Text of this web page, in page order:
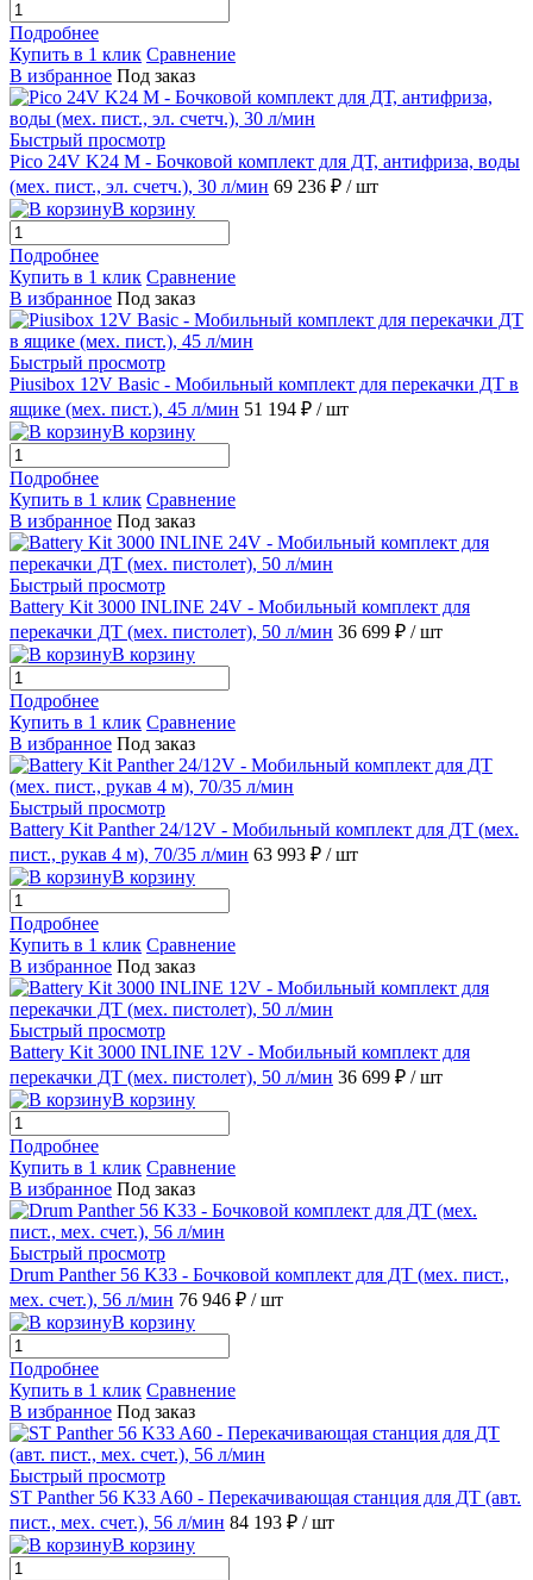
Подробнее
Купить в 1 клик Сравнение
В избранное Под заказ
Быстрый просмотр
Pico 24V K24 M - Бочковой комплект для ДТ, антифриза, воды
(мех. пист., эл. счетч.), 30 л/мин 69 236 ₽ / шт
В корзину
Подробнее
Купить в 1 клик Сравнение
В избранное Под заказ
Быстрый просмотр
Piusibox 12V Basic - Мобильный комплект для перекачки ДТ в
ящике (мех. пист.), 45 л/мин 51 194 ₽ / шт
В корзину
Подробнее
Купить в 1 клик Сравнение
В избранное Под заказ
Быстрый просмотр
Battery Kit 3000 INLINE 24V - Мобильный комплект для
перекачки ДТ (мех. пистолет), 50 л/мин 36 699 ₽ / шт
В корзину
Подробнее
Купить в 1 клик Сравнение
В избранное Под заказ
Быстрый просмотр
Battery Kit Panther 24/12V - Мобильный комплект для ДТ (мех.
пист., рукав 4 м), 70/35 л/мин 63 993 ₽ / шт
В корзину
Подробнее
Купить в 1 клик Сравнение
В избранное Под заказ
Быстрый просмотр
Battery Kit 3000 INLINE 12V - Мобильный комплект для
перекачки ДТ (мех. пистолет), 50 л/мин 36 699 ₽ / шт
В корзину
Подробнее
Купить в 1 клик Сравнение
В избранное Под заказ
Быстрый просмотр
Drum Panther 56 K33 - Бочковой комплект для ДТ (мех. пист.,
мех. счет.), 56 л/мин 76 946 ₽ / шт
В корзину
Подробнее
Купить в 1 клик Сравнение
В избранное Под заказ
Быстрый просмотр
ST Panther 56 K33 A60 - Перекачивающая станция для ДТ (авт.
пист., мех. счет.), 56 л/мин 84 193 ₽ / шт
В корзину